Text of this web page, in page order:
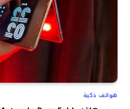
هواتف ذكية